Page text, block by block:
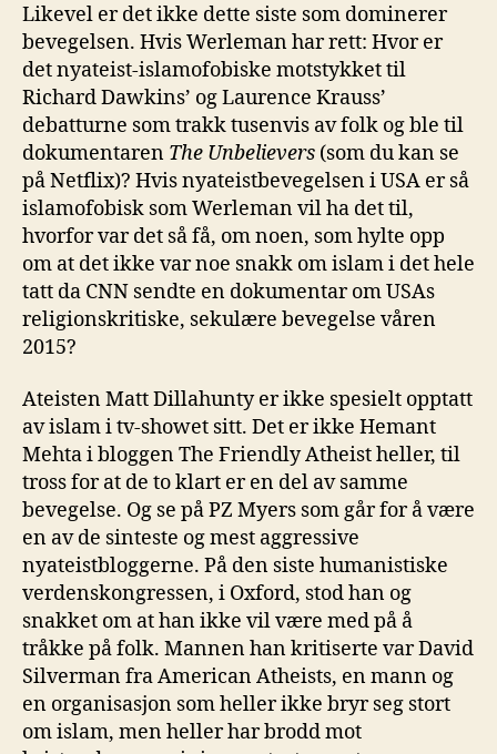
Likevel er det ikke dette siste som dominerer
bevegelsen. Hvis Werleman har rett: Hvor er
det nyateist-islamofobiske motstykket til
Richard Dawkins’ og Laurence Krauss’
debatturne som trakk tusenvis av folk og ble til
dokumentaren The Unbelievers (som du kan se
på Netflix)? Hvis nyateistbevegelsen i USA er så
islamofobisk som Werleman vil ha det til,
hvorfor var det så få, om noen, som hylte opp
om at det ikke var noe snakk om islam i det hele
tatt da CNN sendte en dokumentar om USAs
religionskritiske, sekulære bevegelse våren
2015?
Ateisten Matt Dillahunty er ikke spesielt opptatt
av islam i tv-showet sitt. Det er ikke Hemant
Mehta i bloggen The Friendly Atheist heller, til
tross for at de to klart er en del av samme
bevegelse. Og se på PZ Myers som går for å være
en av de sinteste og mest aggressive
nyateistbloggerne. På den siste humanistiske
verdenskongressen, i Oxford, stod han og
snakket om at han ikke vil være med på å
tråkke på folk. Mannen han kritiserte var David
Silverman fra American Atheists, en mann og
en organisasjon som heller ikke bryr seg stort
om islam, men heller har brodd mot